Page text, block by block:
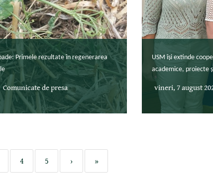
Primele rezultate în regenerarea
Comunicate de presa
USM își extinde
academice, proiecte
vineri, 7 august
4 5 › »